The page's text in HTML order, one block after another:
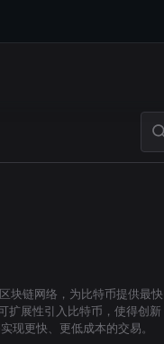
块链网络，为比特币提供最快
扩展性引入比特币，使得创新
现更快、更低成本的交易。